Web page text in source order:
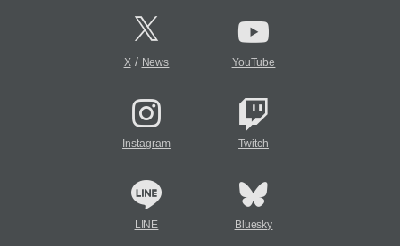
X/ News YouTube
Instagram Twitch
LINE Bluesky